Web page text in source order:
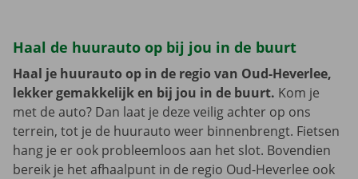
Haal de huurauto op bij jou in de buurt
Haal je huurauto op in de regio van Oud-Heverlee,
lekker gemakkelijk en bij jou in de buurt. Kom je
met de auto? Dan laat je deze veilig achter op ons
terrein, tot je de huurauto weer binnenbrengt. Fietsen
hang je er ook probleemloos aan het slot. Bovendien
bereik je het afhaalpunt in de regio Oud-Heverlee ook